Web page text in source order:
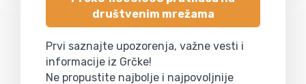
društvenim mrežama
Prvi saznajte upozorenja, važne vesti i
informacije iz Grčke!
Ne propustite najbolje i najpovoljnije